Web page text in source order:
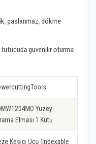
paslanmaz, dökme
tutucuda güvenilir oturma
Yüzey
Elması 1 Kutu
Kesici Ucu (Indexable